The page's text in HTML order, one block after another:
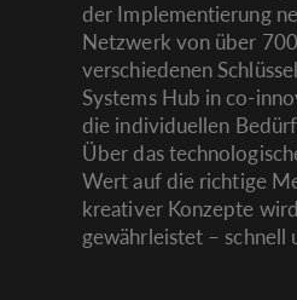
der Implementierung
Netzwerk von über
verschiedenen
Systems Hub in co-
die individuellen
Über das
Wert auf die richtige
kreativer Konzepte
gewährleistet – schnell